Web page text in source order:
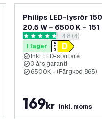
till i önskelistan
Philips LED-lysrör
20.5 W – 6500 K –
– hög effektivitet
öppna
4.8 stjärnbetyg4.8 (4)
I lager
Inkl. LED-startare
3 års garanti
6500K - (Färgkod 865)
169kr inkl. moms